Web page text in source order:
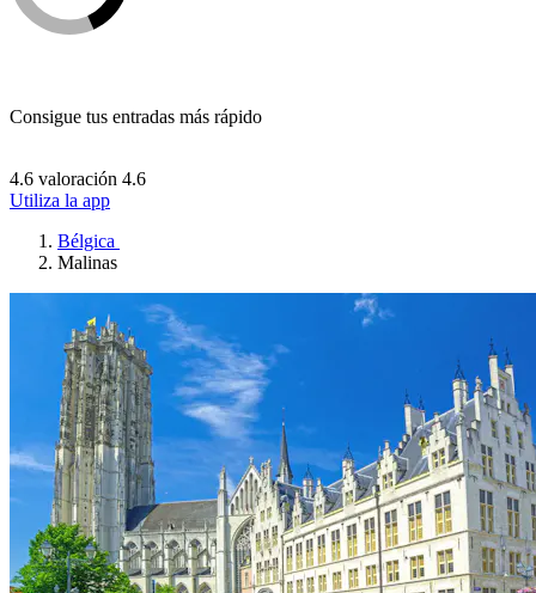
Consigue tus entradas más rápido
4.6 valoración 4.6
Utiliza la app
Bélgica
Malinas